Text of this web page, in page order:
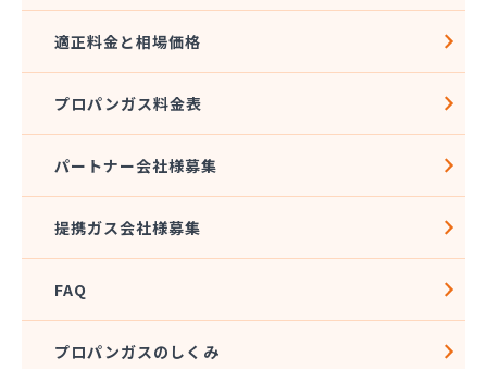
加藤豊昭
河村燃料店
角広ガス
割又商店
株式会社アドニス
株式会社あみや商事 本社
株式会社エイチティーピー
株式会社エイチティーピー
株式会社エス・アイ東海
適正料金と相場価格
プロパンガス料金表
パートナー会社様募集
提携ガス会社様募集
FAQ
プロパンガスのしくみ